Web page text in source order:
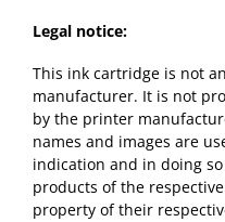
Legal notice:
This ink cartridge is not
manufacturer. It is not
by the printer
names and images are
indication and in doing
products of the
property of their